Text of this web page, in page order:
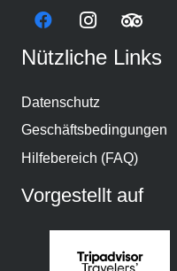
Nützliche Links
Datenschutz
Geschäftsbedingungen
Hilfebereich (FAQ)
Vorgestellt auf